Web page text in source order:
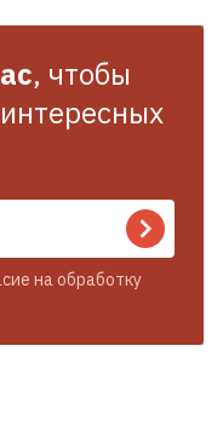
, чтобы
на обработку